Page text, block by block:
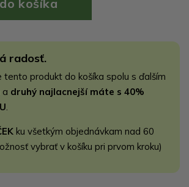
radosť.
tento produkt do košíka spolu s ďalším
a druhý najlacnejší máte s 40%
ku všetkým objednávkam nad 60
vybrať v košíku pri prvom kroku)